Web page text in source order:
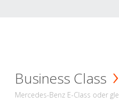
Business Class
Mercedes-Benz E-Class oder